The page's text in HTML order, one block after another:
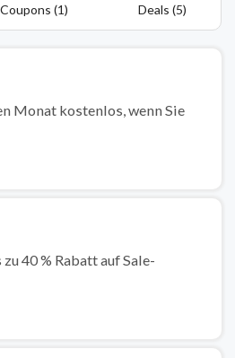
Coupons (1) Deals (5)
Monat kostenlos, wenn Sie
40 % Rabatt auf Sale-